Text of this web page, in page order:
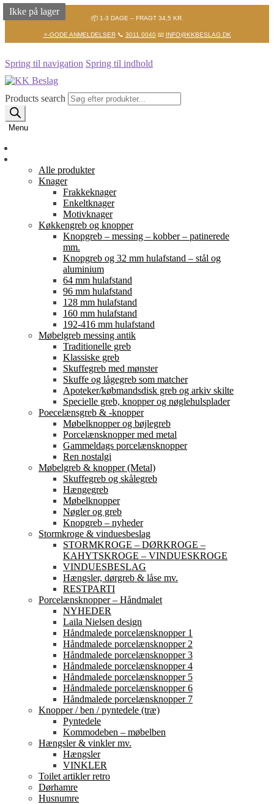
📦 1-3 DAGE – FRAGT 34,5 KR.
⭐-GODE ANMELDELSER📞 3011 0040📧 INFO@KKBESLAG.DK
Spring til navigation Spring til indhold
Products search
Menu
Alle produkter
Knager
Frakkeknager
Enkeltknager
Motivknager
Køkkengreb og knopper
Knopgreb – messing – kobber – patinerede
mm.
Knopgreb og 32 mm hulafstand – stål og
aluminium
64 mm hulafstand
96 mm hulafstand
128 mm hulafstand
160 mm hulafstand
192-416 mm hulafstand
Møbelgreb messing antik
Traditionelle greb
Klassiske greb
Skuffegreb med mønster
Skuffe og lågegreb som matcher
Apoteker/købmandsdisk greb og arkiv skilte
Specielle greb, knopper og nøglehulsplader
Poecelænsgreb & -knopper
Møbelknopper og bøjlegreb
Porcelænsknopper med metal
Gammeldags porcelænsknopper
Ren nostalgi
Møbelgreb & knopper (Metal)
Skuffegreb og skålegreb
Hængegreb
Møbelknopper
Nøgler og greb
Knopgreb – nyheder
Stormkroge & vinduesbeslag
STORMKROGE – DØRKROGE –
KAHYTSKROGE – VINDUESKROGE
VINDUESBESLAG
Hængsler, dørgreb & låse mv.
RESTPARTI
Porcelænsknopper – Håndmalet
NYHEDER
Laila Nielsen design
Håndmalede porcelænsknopper 1
Håndmalede porcelænsknopper 2
Håndmalede porcelænsknopper 3
Håndmalede porcelænsknopper 4
Håndmalede porcelænsknopper 5
Håndmalede porcelænsknopper 6
Håndmalede porcelænsknopper 7
Knopper / ben / pyntedele (træ)
Pyntedele
Kommodeben – møbelben
Hængsler & vinkler mv.
Hængsler
VINKLER
Toilet artikler retro
Dørhamre
Husnumre
Ikke på lager
Ikke på lager
Ikke på lager